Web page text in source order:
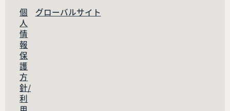
個
人
情
報
保
護
方
針/
利
グローバルサイト